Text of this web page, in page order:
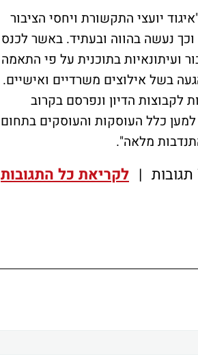
יועצי התקשורת ויחסי הציבור
נעשה בהווה ובעתיד. באשר לכנס
ועיתונאיות בתוכנית על פי התאמה
בשל אילוצים משרדיים ואישיים.
הדיון ונפרסם בקרוב
למען כלל העוסקות והעוסקים בתחום
מלאה".
| לקריאת כל התגובות